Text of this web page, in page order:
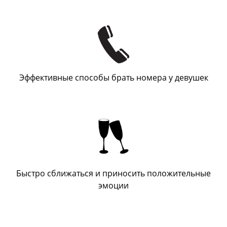
Эффективные способы брать номера у девушек
Быстро сближаться и приносить положительные
эмоции